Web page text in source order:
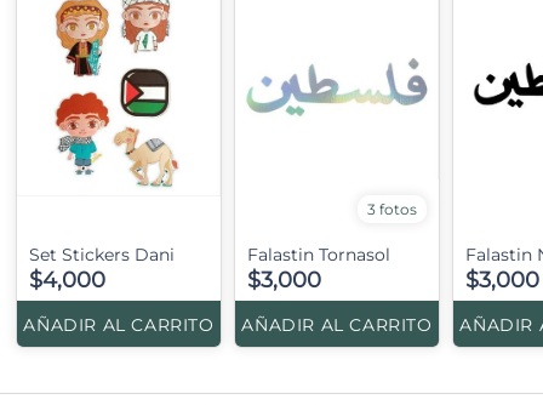
Set Stickers Dani
$4,000
AÑADIR AL CARRITO
3 fotos
Falastin Tornasol
$3,000
AÑADIR AL CARRITO
Falastin
$3,000
AÑADIR